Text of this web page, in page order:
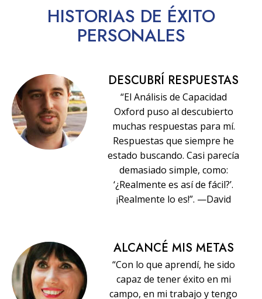
HISTORIAS DE ÉXITO
PERSONALES
DESCUBRÍ RESPUESTAS
“El Análisis de Capacidad
Oxford puso al descubierto
muchas respuestas para mí.
Respuestas que siempre he
estado buscando. Casi parecía
demasiado simple, como:
‘¿Realmente es así de fácil?’.
¡Realmente lo es!”. —David
ALCANCÉ MIS METAS
“Con lo que aprendí, he sido
capaz de tener éxito en mi
campo, en mi trabajo y tengo